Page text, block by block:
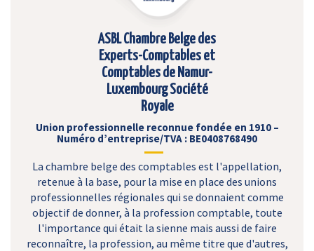
ASBL Chambre Belge des
Experts-Comptables et
Comptables de Namur-
Luxembourg Société
Royale
Union professionnelle reconnue fondée en 1910 –
Numéro d’entreprise/TVA : BE0408768490
La chambre belge des comptables est l'appellation,
retenue à la base, pour la mise en place des unions
professionnelles régionales qui se donnaient comme
objectif de donner, à la profession comptable, toute
l'importance qui était la sienne mais aussi de faire
reconnaître, la profession, au même titre que d'autres,